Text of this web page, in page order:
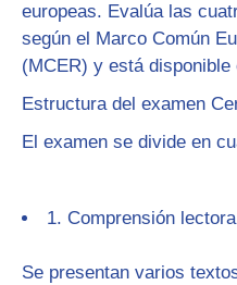
europeas. Evalúa las
según el Marco Común
(MCER) y está
Estructura del examen
El examen se divide en
1. Comprensión
Se presentan varios